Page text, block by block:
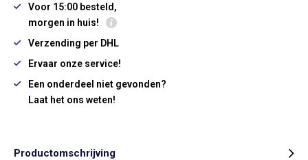
Voor 15:00 besteld,
morgen in huis!
Verzending per DHL
Ervaar onze service!
Een onderdeel niet gevonden?
Laat het ons weten!
Productomschrijving